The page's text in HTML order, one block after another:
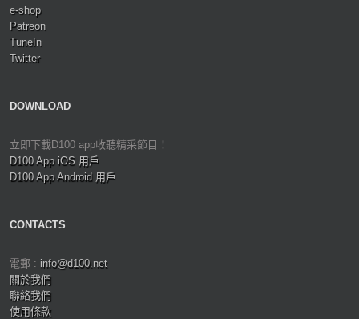
e-shop
Patreon
TuneIn
Twitter
DOWNLOAD
立即下載D100 app收聽精采節目！
D100 App iOS 用戶
D100 App Android 用戶
CONTACTS
電郵 : info@d100.net
關於我們
聯絡我們
使用條款